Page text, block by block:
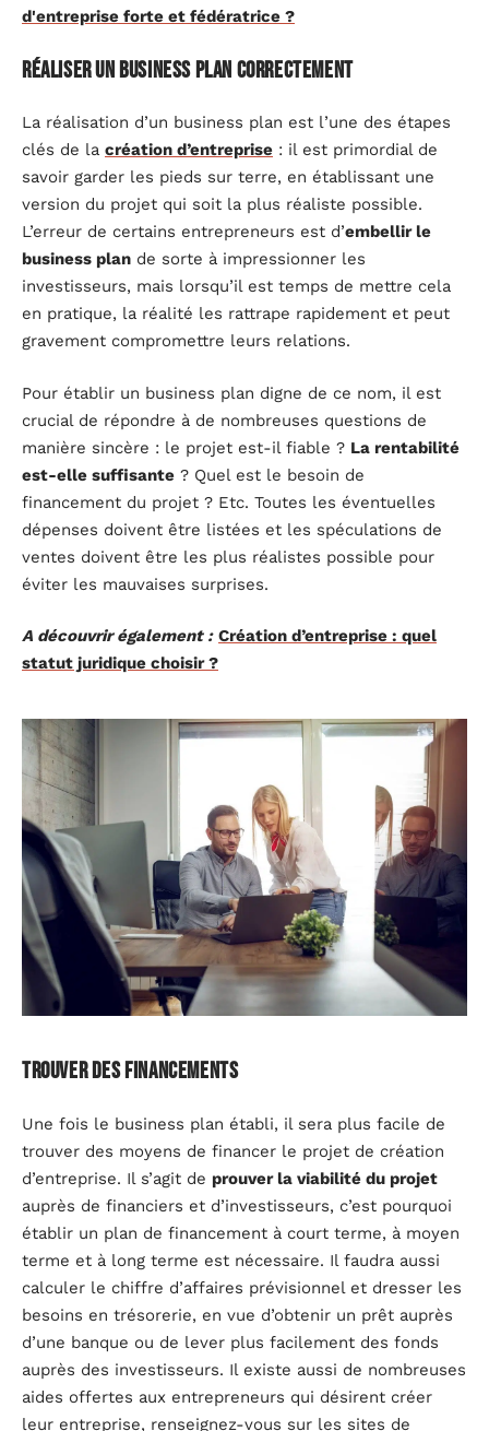
d'entreprise forte et fédératrice ?
Réaliser un business plan correctement
La réalisation d’un business plan est l’une des étapes
clés de la création d’entreprise : il est primordial de
savoir garder les pieds sur terre, en établissant une
version du projet qui soit la plus réaliste possible.
L’erreur de certains entrepreneurs est d’embellir le
business plan de sorte à impressionner les
investisseurs, mais lorsqu’il est temps de mettre cela
en pratique, la réalité les rattrape rapidement et peut
gravement compromettre leurs relations.
Pour établir un business plan digne de ce nom, il est
crucial de répondre à de nombreuses questions de
manière sincère : le projet est-il fiable ? La rentabilité
est-elle suffisante ? Quel est le besoin de
financement du projet ? Etc. Toutes les éventuelles
dépenses doivent être listées et les spéculations de
ventes doivent être les plus réalistes possible pour
éviter les mauvaises surprises.
A découvrir également : Création d’entreprise : quel
statut juridique choisir ?
Trouver des financements
Une fois le business plan établi, il sera plus facile de
trouver des moyens de financer le projet de création
d’entreprise. Il s’agit de prouver la viabilité du projet
auprès de financiers et d’investisseurs, c’est pourquoi
établir un plan de financement à court terme, à moyen
terme et à long terme est nécessaire. Il faudra aussi
calculer le chiffre d’affaires prévisionnel et dresser les
besoins en trésorerie, en vue d’obtenir un prêt auprès
d’une banque ou de lever plus facilement des fonds
auprès des investisseurs. Il existe aussi de nombreuses
aides offertes aux entrepreneurs qui désirent créer
leur entreprise, renseignez-vous sur les sites de